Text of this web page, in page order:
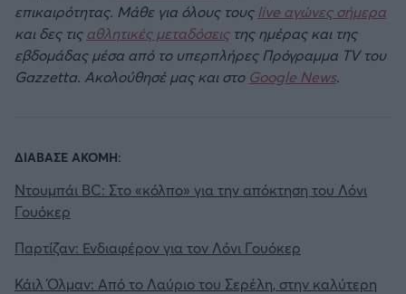
επικαιρότητας. Μάθε για όλους τους live αγώνες σήμερα
και δες τιςαθλητικές μεταδόσειςτης ημέρας και της
εβδομάδας μέσα από το υπερπλήρες Πρόγραμμα TV του
Gazzetta. Ακολούθησέ μας και στο Google News.
ΔΙΑΒΑΣΕ ΑΚΟΜΗ:
Ντουμπάι BC: Στο «κόλπο» για την απόκτηση του Λόνι
Γουόκερ
Παρτίζαν: Ενδιαφέρον για τον Λόνι Γουόκερ
Κάιλ Όλμαν: Από το Λαύριο του Σερέλη, στην καλύτερη